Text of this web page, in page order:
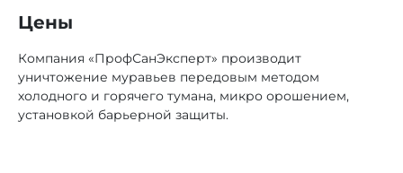
Цены
Компания «ПрофСанЭксперт» производит
уничтожение муравьев передовым методом
холодного и горячего тумана, микро орошением,
установкой барьерной защиты.